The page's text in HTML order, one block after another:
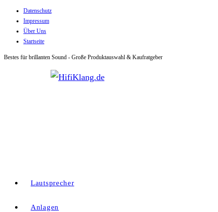
Zum
Inhalt
springen
Datenschutz
Impressum
Über Uns
Startseite
Bestes für brillanten Sound - Große Produktauswahl & Kaufratgeber
Lautsprecher
Anlagen